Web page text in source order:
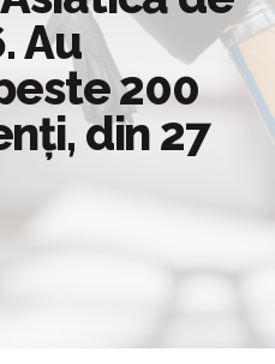
Au
200
din 27